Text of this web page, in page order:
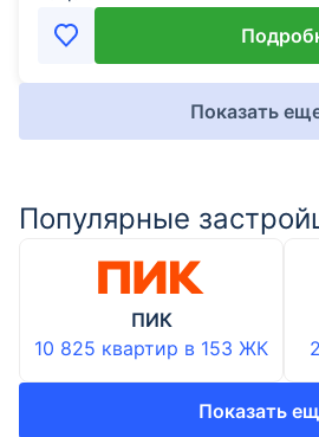
Показать
Популярные
ПИК
10 825 квартир в 153 ЖК
Показать